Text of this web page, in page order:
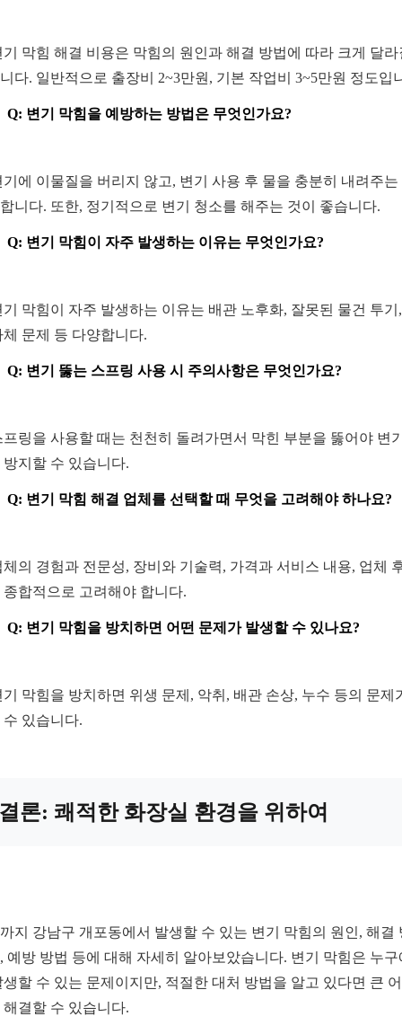
막힘 해결 비용은 막힘의 원인과 해결 방법에 따라 크게 달라
다. 일반적으로 출장비 2~3만원, 기본 작업비 3~5만원 정도입
Q: 변기 막힘을 예방하는 방법은 무엇인가요?
에 이물질을 버리지 않고, 변기 사용 후 물을 충분히 내려주는
니다. 또한, 정기적으로 변기 청소를 해주는 것이 좋습니다.
Q: 변기 막힘이 자주 발생하는 이유는 무엇인가요?
막힘이 자주 발생하는 이유는 배관 노후화, 잘못된 물건 투기
체 문제 등 다양합니다.
Q: 변기 뚫는 스프링 사용 시 주의사항은 무엇인가요?
프링을 사용할 때는 천천히 돌려가면서 막힌 부분을 뚫어야 변
방지할 수 있습니다.
Q: 변기 막힘 해결 업체를 선택할 때 무엇을 고려해야 하나요?
의 경험과 전문성, 장비와 기술력, 가격과 서비스 내용, 업체
종합적으로 고려해야 합니다.
Q: 변기 막힘을 방치하면 어떤 문제가 발생할 수 있나요?
막힘을 방치하면 위생 문제, 악취, 배관 손상, 누수 등의 문제
수 있습니다.
론: 쾌적한 화장실 환경을 위하여
지 강남구 개포동에서 발생할 수 있는 변기 막힘의 원인, 해결
예방 방법 등에 대해 자세히 알아보았습니다. 변기 막힘은 누구
생할 수 있는 문제이지만, 적절한 대처 방법을 알고 있다면 큰
해결할 수 있습니다.